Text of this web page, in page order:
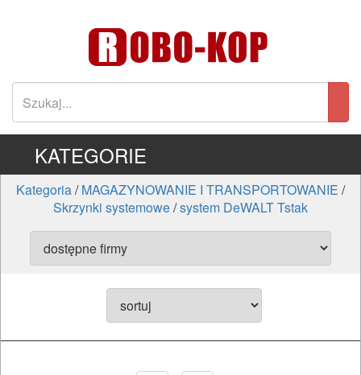
KATEGORIE
Kategoria/MAGAZYNOWANIE I TRANSPORTOWANIE /
Skrzynki systemowe/system DeWALT Tstak